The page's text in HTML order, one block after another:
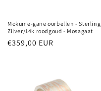
Mokume-gane oorbellen - Sterling
Zilver/14k roodgoud - Mosagaat
Normale
€359,00 EUR